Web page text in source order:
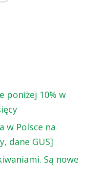
poniżej 10% w
w Polsce na
dane GUS]
Są nowe